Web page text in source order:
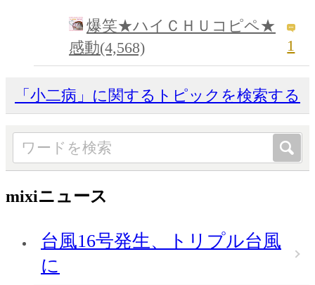
爆笑★ハイＣＨＵコピペ★
感動(4,568)
1
「小二病」に関するトピックを検索する
mixiニュース
台風16号発生、トリプル台風
に